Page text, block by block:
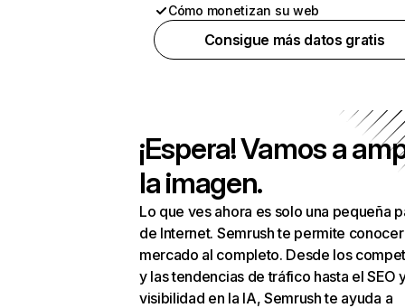
Cómo monetizan su web
Consigue más datos gratis
¡Espera! Vamos a
la imagen.
Lo que ves ahora es solo una pequeña
de Internet. Semrush te permite
mercado al completo. Desde los
y las tendencias de tráfico hasta el SEO
visibilidad en la IA, Semrush te ayuda a